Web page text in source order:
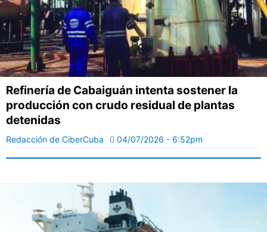
Refinería de Cabaiguán intenta sostener la
producción con crudo residual de plantas
detenidas
Redacción de CiberCuba 04/07/2026 - 6:52pm